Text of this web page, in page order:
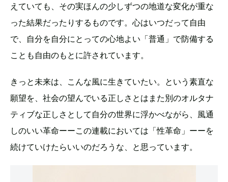
えていても、その実ほんの少しずつの地道な変化が重な
った結果だったりするものです。心はいつだって自由
で、自分を自分にとっての心地よい「普通」で防備する
ことも自由のもとに許されています。
きっと未来は、こんな風に生きていたい。という素直な
願望を、社会の望んでいる正しさとはまた別のオルタナ
ティブな正しさとして自分の世界に浮かべながら、風通
しのいい革命ーーこの連載においては「性革命」ーーを
続けていけたらいいのだろうな、と思っています。